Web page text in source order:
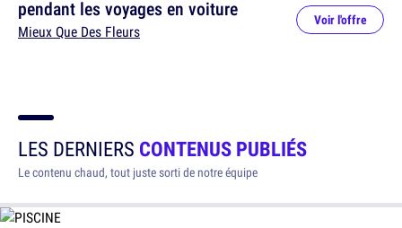
pendant les voyages en voiture
Mieux Que Des Fleurs
Voir l'offre
LES DERNIERS CONTENUS PUBLIÉS
Le contenu chaud, tout juste sorti de notre équipe